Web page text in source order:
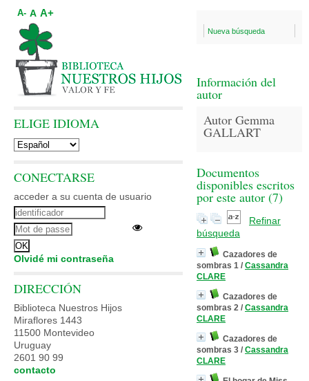
Nueva búsqueda
Información del
autor
Autor Gemma
GALLART
Documentos
disponibles escritos
por este autor (7)
Refinar
búsqueda
Cazadores de
sombras 1 / Cassandra
CLARE
Cazadores de
sombras 2 / Cassandra
CLARE
Cazadores de
sombras 3 / Cassandra
CLARE
A- A A+
ELIGE IDIOMA
CONECTARSE
acceder a su cuenta de usuario
Olvidé mi contraseña
DIRECCIÓN
Biblioteca Nuestros Hijos
Miraflores 1443
11500 Montevideo
Uruguay
2601 90 99
contacto